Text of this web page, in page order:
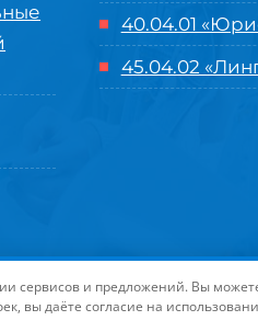
40.04.01
45.04.02
для сайтаwww.flaticon.com
сервисов и предложений. Вы
вы даёте согласие на